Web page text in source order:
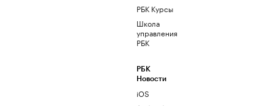
РБК Курсы
Школа
управления
РБК
РБК
Новости
iOS